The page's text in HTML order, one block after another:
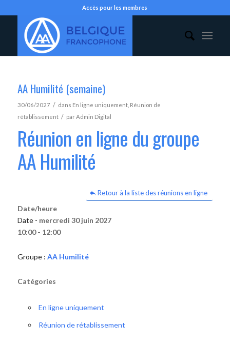
Accès pour les membres
AA Humilité (semaine)
30/06/2027 / dans En ligne uniquement, Réunion de
rétablissement / parAdmin Digital
Réunion en ligne du groupe
AA Humilité
Retour à la liste des réunions en ligne
Date/heure
Date - mercredi 30 juin 2027
10:00 - 12:00
Groupe : AA Humilité
Catégories
En ligne uniquement
Réunion de rétablissement